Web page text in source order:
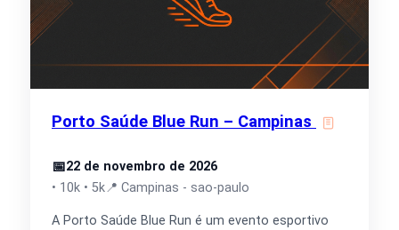
Porto Saúde Blue Run – Campinas
📅22 de novembro de 2026
• 10k • 5k📍 Campinas - sao-paulo
A Porto Saúde Blue Run é um evento esportivo